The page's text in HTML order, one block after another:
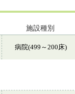
施設種別
病院(499～200床)